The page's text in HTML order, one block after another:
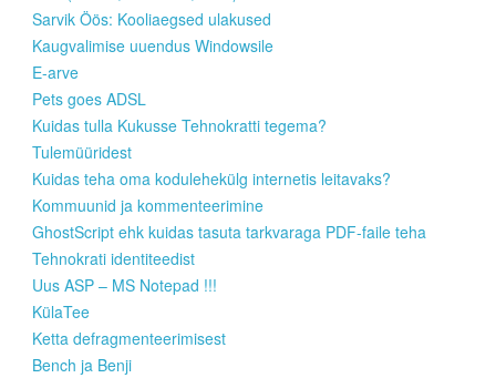
Sarvik Öös: Kooliaegsed ulakused
Kaugvalimise uuendus Windowsile
E-arve
Pets goes ADSL
Kuidas tulla Kukusse Tehnokratti tegema?
Tulemüüridest
Kuidas teha oma kodulehekülg internetis leitavaks?
Kommuunid ja kommenteerimine
GhostScript ehk kuidas tasuta tarkvaraga PDF-faile teha
Tehnokrati identiteedist
Uus ASP – MS Notepad !!!
KülaTee
Ketta defragmenteerimisest
Bench ja Benji